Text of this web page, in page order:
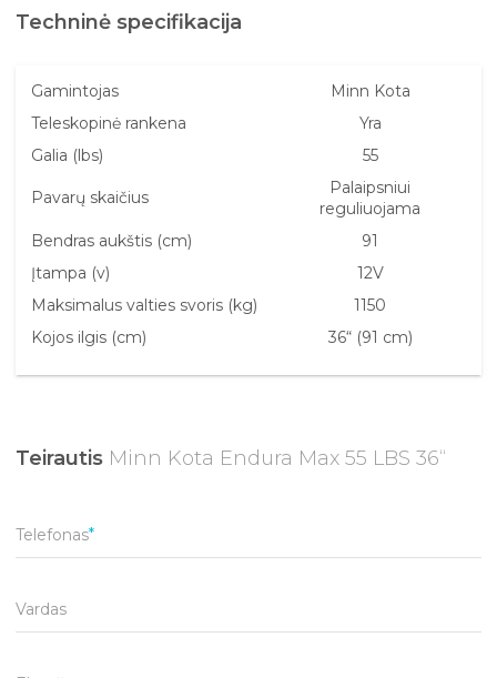
Techninė specifikacija
Gamintojas
Minn Kota
Teleskopinė rankena
Yra
Galia (lbs)
55
Pavarų skaičius
Palaipsniui
reguliuojama
Bendras aukštis (cm)
91
Įtampa (v)
12V
Maksimalus valties svoris (kg)
1150
Kojos ilgis (cm)
36“ (91 cm)
Teirautis Minn Kota Endura Max 55 LBS 36“
Telefonas
Vardas